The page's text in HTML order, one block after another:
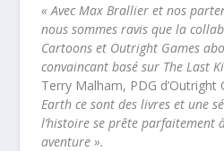
« Avec Max Brallier et nos
nous sommes ravis que la
Cartoons et Outright Games
convaincant basé sur The Last
Terry Malham, PDG d’Outright
Earth ce sont des livres et une
l’histoire se prête parfaitement
aventure ».